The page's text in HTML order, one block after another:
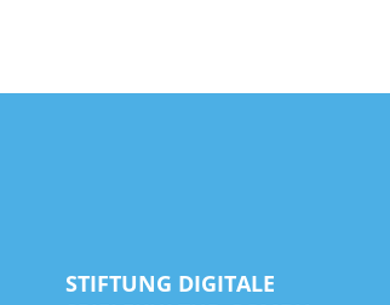
STIFTUNG DIGITALE